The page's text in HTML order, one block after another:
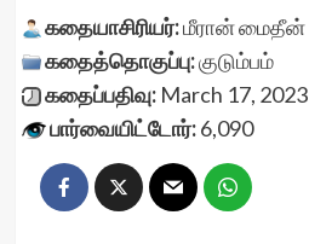
கதையாசிரியர்:மீரான் மைதீன்
கதைத்தொகுப்பு:குடும்பம்
கதைப்பதிவு:March 17, 2023
பார்வையிட்டோர்:6,090